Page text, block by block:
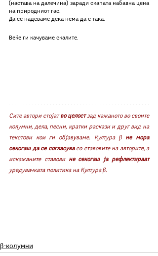
(настава на далечина) заради скапата набавна цена
на природниот гас.
Да се надеваме дека нема да е така.
Веќе ги качуваме скалите.
Сите автори стојат во целост зад кажаното во своите
колумни, дела, песни, кратки раскази и друг вид на
текстови кои ги објавуваме. Култура β не мора
секогаш да се согласува со ставовите на авторите, а
искажаните ставови не секогаш ја рефлектираат
уредувачката политика на Култура β.
β-колумни